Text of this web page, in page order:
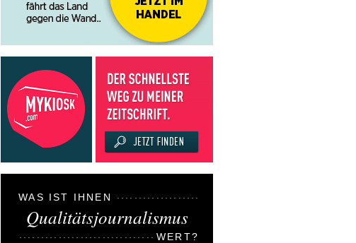
WAS IST IHNEN
Qualitätsjournalismus
WERT?